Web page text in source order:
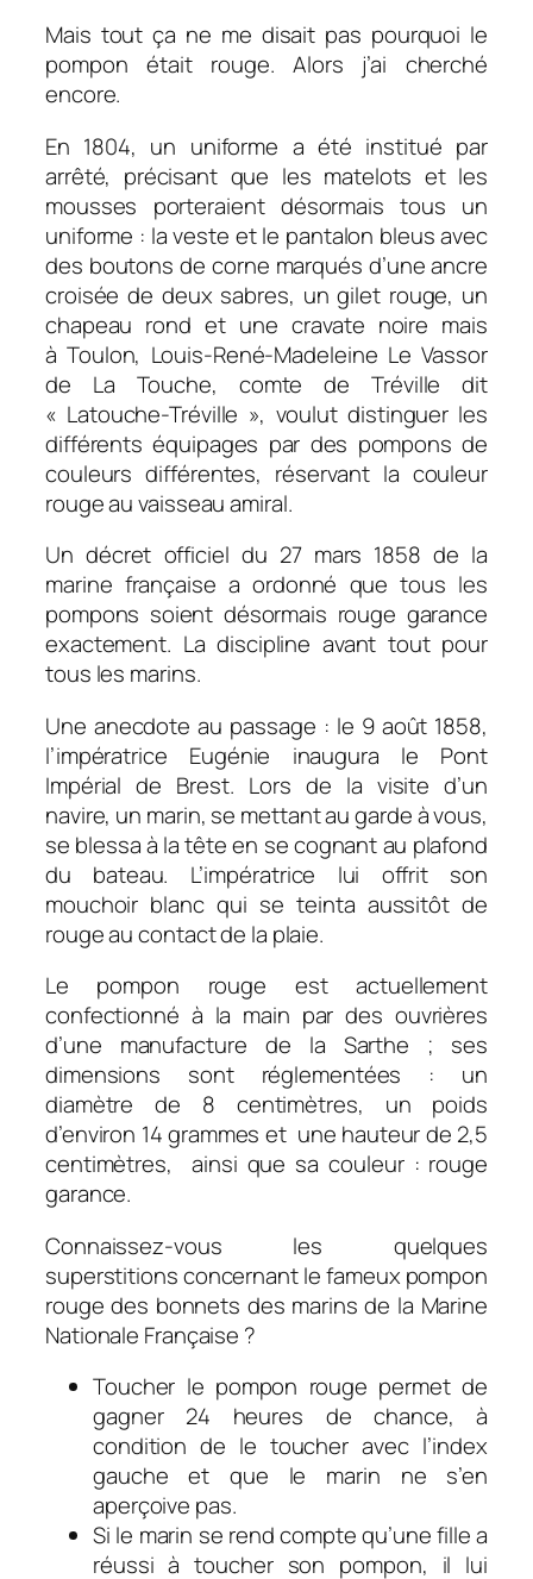
Mais tout ça ne me disait pas pourquoi le
pompon était rouge. Alors j’ai cherché
encore.
En 1804, un uniforme a été institué par
arrêté, précisant que les matelots et les
mousses porteraient désormais tous un
uniforme : la veste et le pantalon bleus avec
des boutons de corne marqués d’une ancre
croisée de deux sabres, un gilet rouge, un
chapeau rond et une cravate noire mais
à Toulon, Louis-René-Madeleine Le Vassor
de La Touche, comte de Tréville dit
« Latouche-Tréville », voulut distinguer les
différents équipages par des pompons de
couleurs différentes, réservant la couleur
rouge au vaisseau amiral.
Un décret officiel du 27 mars 1858 de la
marine française a ordonné que tous les
pompons soient désormais rouge garance
exactement. La discipline avant tout pour
tous les marins.
Une anecdote au passage : le 9 août 1858,
l’impératrice Eugénie inaugura le Pont
Impérial de Brest. Lors de la visite d’un
navire, un marin, se mettant au garde à vous,
se blessa à la tête en se cognant au plafond
du bateau. L’impératrice lui offrit son
mouchoir blanc qui se teinta aussitôt de
rouge au contact de la plaie.
Le pompon rouge est actuellement
confectionné à la main par des ouvrières
d’une manufacture de la Sarthe ; ses
dimensions sont réglementées : un
diamètre de 8 centimètres, un poids
d’environ 14 grammes et une hauteur de 2,5
centimètres, ainsi que sa couleur : rouge
garance.
Connaissez-vous les quelques
superstitions concernant le fameux pompon
rouge des bonnets des marins de la Marine
Nationale Française ?
Toucher le pompon rouge permet de
gagner 24 heures de chance, à
condition de le toucher avec l’index
gauche et que le marin ne s’en
aperçoive pas.
Si le marin se rend compte qu’une fille a
réussi à toucher son pompon, il lui